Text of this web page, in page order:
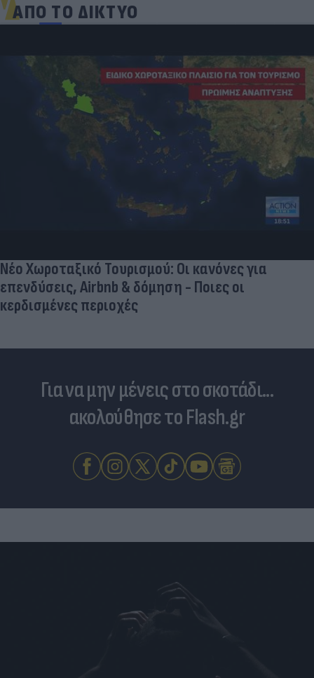
ΑΠΟ ΤΟ ΔΙΚΤΥΟ
Και οι μαϊμούδες έχουν κατοικίδια! Οι
επιστήμονες ρίχνουν φως στις "φιλίες" μεταξύ
Για να μην μένεις στο σκοτάδι...
ακολούθησε το Flash.gr